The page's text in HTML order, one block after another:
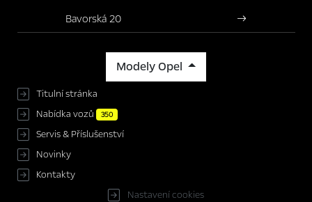
Bavorská 20
Modely Opel
Titulní stránka
Nabídka vozů
350
Servis & Příslušenství
Novinky
Kontakty
Nastavení cookies